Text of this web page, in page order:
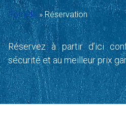
Portada»Réservation
Réservez à partir d’ici
sécurité et au meilleur prix